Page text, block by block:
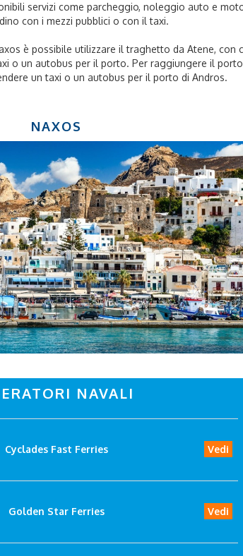
servizi come parcheggio, noleggio auto e
con i mezzi pubblici o con il taxi.
è possibile utilizzare il traghetto da Atene,
o un autobus per il porto. Per raggiungere il
un taxi o un autobus per il porto di Andros.
NAXOS
NAVALI
Cyclades Fast Ferries Vedi
Golden Star Ferries Vedi